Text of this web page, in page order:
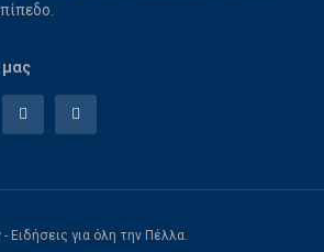
Ειδήσεις για όλη την Πέλλα.